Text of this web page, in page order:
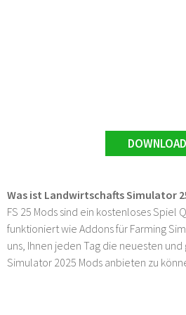
DOWNLOAD
Was ist Landwirtschafts Simulator
FS 25 Mods sind ein kostenloses Spiel
funktioniert wie Addons für Farming
uns, Ihnen jeden Tag die neuesten
Simulator 2025 Mods anbieten zu